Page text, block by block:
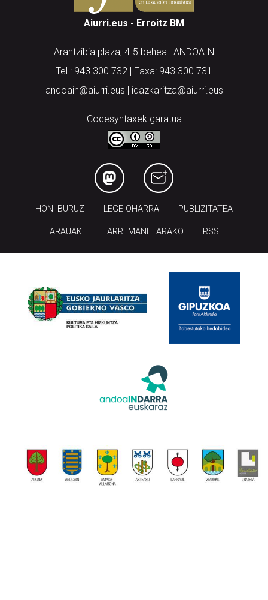
Aiurri.eus - Erroitz BM
Arantzibia plaza, 4-5 behea | ANDOAIN
Tel.: 943 300 732 | Faxa: 943 300 731
andoain@aiurri.eus | idazkaritza@aiurri.eus
Codesyntaxek garatua
HONI BURUZ LEGE OHARRA PUBLIZITATEA
ARAUAK HARREMANETARAKO RSS